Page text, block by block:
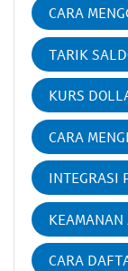
CARA
TARIK
KURS
CARA
INTEGRASI
KEAMANAN
CARA